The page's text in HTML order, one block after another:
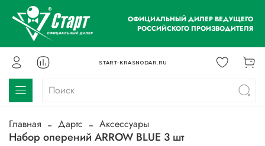
ОФИЦИАЛЬНЫЙ ДИЛЕР ВЕДУЩЕГО
РОССИЙСКОГО ПРОИЗВОДИТЕЛЯ
START-KRASNODAR.RU
Главная Дартс Аксессуары
Набор оперений ARROW BLUE 3 шт